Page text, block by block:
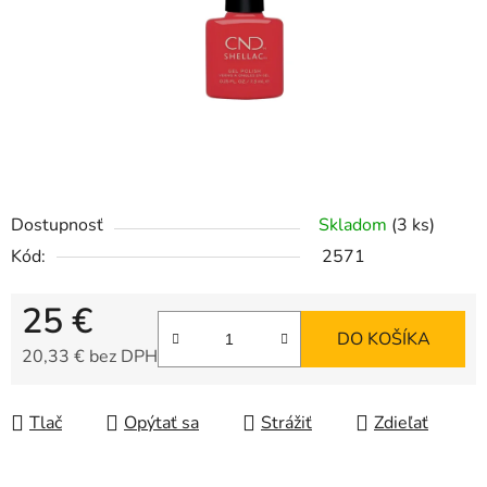
Dostupnosť Skladom (3 ks)
Kód:
2571
25 €
20,33 € bez DPH
DO KOŠÍKA
Tlač Opýtať sa Strážiť Zdieľať